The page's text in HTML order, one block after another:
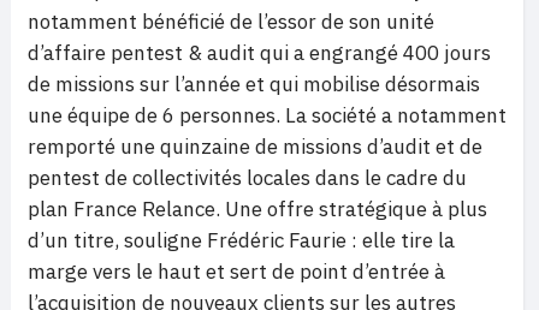
notamment bénéficié de l’essor de son unité
d’affaire pentest & audit qui a engrangé 400 jours
de missions sur l’année et qui mobilise désormais
une équipe de 6 personnes. La société a notamment
remporté une quinzaine de missions d’audit et de
pentest de collectivités locales dans le cadre du
plan France Relance. Une offre stratégique à plus
d’un titre, souligne Frédéric Faurie : elle tire la
marge vers le haut et sert de point d’entrée à
l’acquisition de nouveaux clients sur les autres